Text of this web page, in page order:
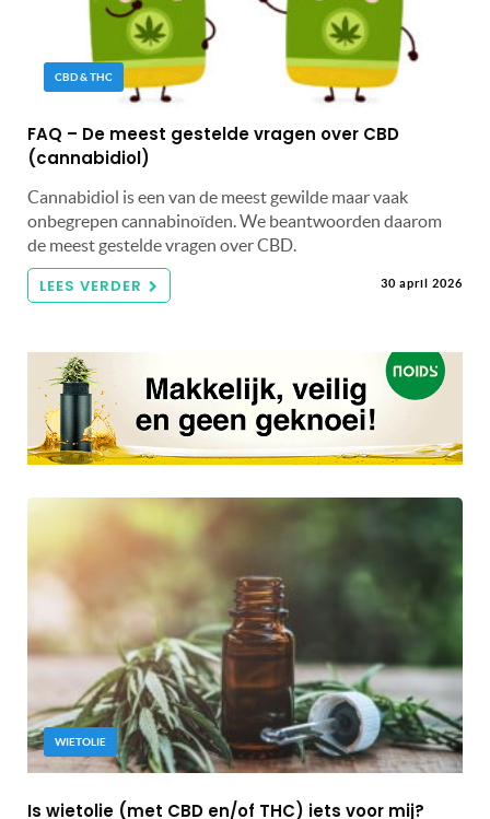
CBD & THC
FAQ – De meest gestelde vragen over CBD
(cannabidiol)
Cannabidiol is een van de meest gewilde maar vaak
onbegrepen cannabinoïden. We beantwoorden daarom
de meest gestelde vragen over CBD.
LEES VERDER 30 april 2026
WIETOLIE
Is wietolie (met CBD en/of THC) iets voor mij?